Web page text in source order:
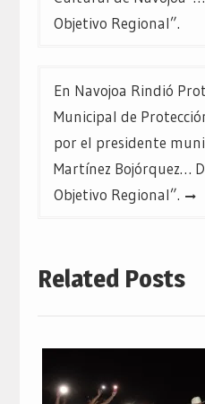
entradas
Objetivo Regional”.
En Navojoa Rindió
Municipal de
por el presidente
Martínez Bojórquez…
Objetivo Regional”.
Related Posts